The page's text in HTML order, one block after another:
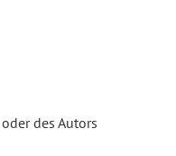
des Autors